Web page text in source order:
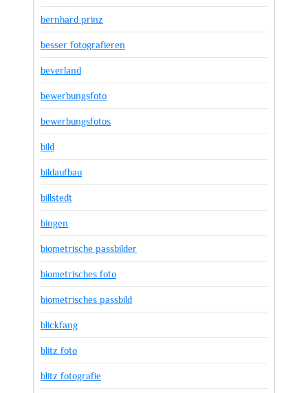
bernhard prinz
besser fotografieren
beverland
bewerbungsfoto
bewerbungsfotos
bild
bildaufbau
billstedt
bingen
biometrische passbilder
biometrisches foto
biometrisches passbild
blickfang
blitz foto
blitz fotografie